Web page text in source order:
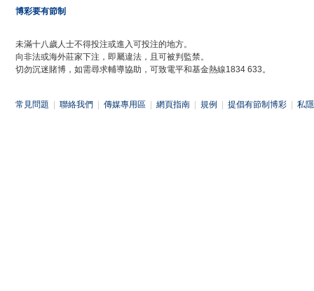
博彩要有節制
未滿十八歲人士不得投注或進入可投注的地方。
向非法或海外莊家下注，即屬違法，且可被判監禁。
切勿沉迷賭博，如需尋求輔導協助，可致電平和基金熱線1834 633。
常見問題 聯絡我們 傳媒專用區 網頁指南 規例 提倡有節制博彩 私